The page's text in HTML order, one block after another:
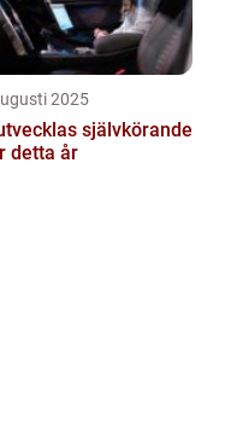
2025
självkörande
detta år